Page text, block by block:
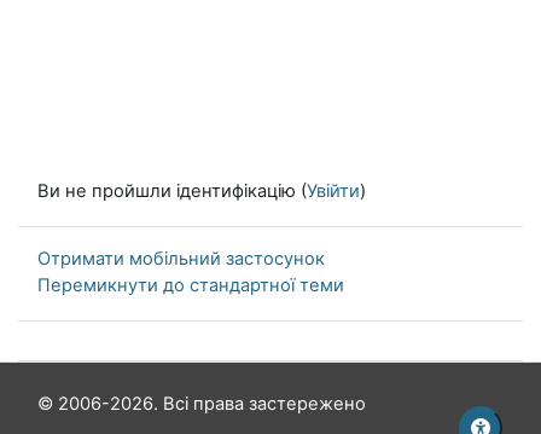
Ви не пройшли ідентифікацію (Увійти)
Отримати мобільний застосунок
Перемикнути до стандартної теми
© 2006-2026. Всі права застережено